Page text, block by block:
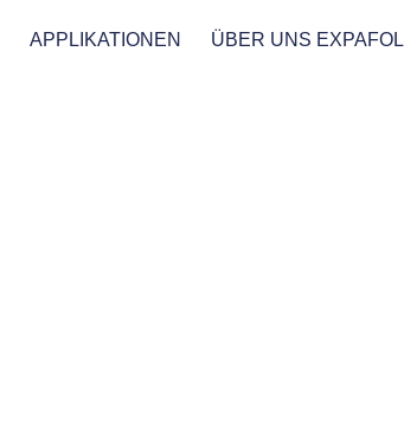
APPLIKATIONEN ÜBER UNS EXPAFOL